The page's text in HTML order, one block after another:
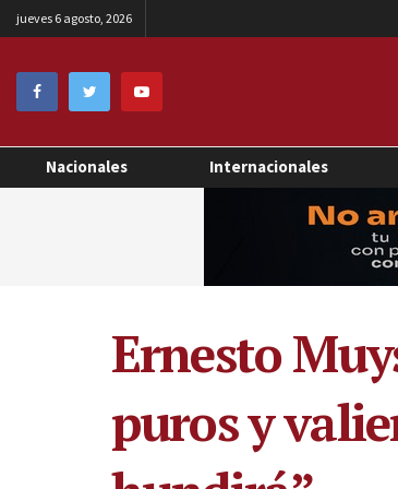
jueves 6 agosto, 2026
Nacionales Internacionales
Ernesto
puros y